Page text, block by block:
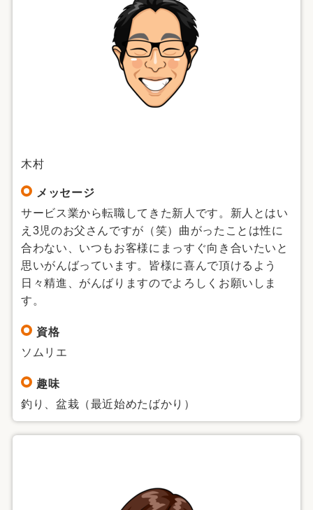
木村
メッセージ
サービス業から転職してきた新人です。新人とはい
え3児のお父さんですが（笑）曲がったことは性に
合わない、いつもお客様にまっすぐ向き合いたいと
思いがんばっています。皆様に喜んで頂けるよう
日々精進、がんばりますのでよろしくお願いしま
す。
資格
ソムリエ
趣味
釣り、盆栽（最近始めたばかり）